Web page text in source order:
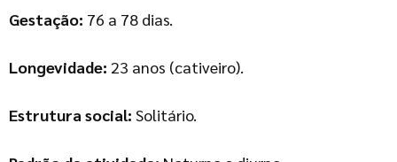
Gestação: 76 a 78 dias.
Longevidade: 23 anos (cativeiro).
Estrutura social: Solitário.